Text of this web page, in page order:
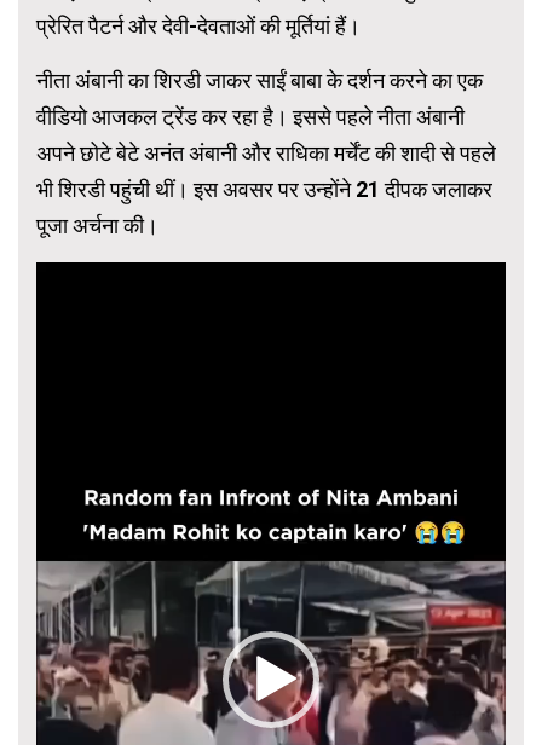
प्रेरित पैटर्न और देवी-देवताओं की मूर्तियां हैं।
नीता अंबानी का शिरडी जाकर साईं बाबा के दर्शन करने का एक
वीडियो आजकल ट्रेंड कर रहा है। इससे पहले नीता अंबानी
अपने छोटे बेटे अनंत अंबानी और राधिका मर्चेंट की शादी से पहले
भी शिरडी पहुंची थीं। इस अवसर पर उन्होंने 21 दीपक जलाकर
पूजा अर्चना की।